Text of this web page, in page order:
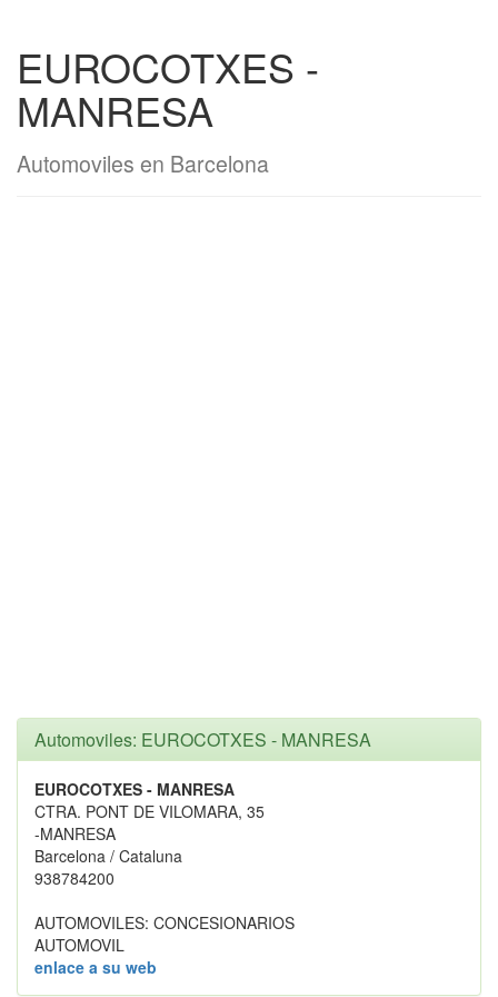
EUROCOTXES -
MANRESA
Automoviles en Barcelona
Automoviles: EUROCOTXES - MANRESA
EUROCOTXES - MANRESA
CTRA. PONT DE VILOMARA, 35
-MANRESA
Barcelona / Cataluna
938784200
AUTOMOVILES: CONCESIONARIOS
AUTOMOVIL
enlace a su web